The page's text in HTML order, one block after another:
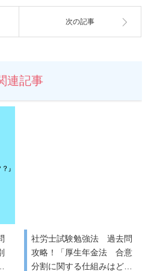
次の記事
連記事
社労士試験勉強法 過去問
攻略！「厚生年金法 合意
分割に関する仕組みはど…